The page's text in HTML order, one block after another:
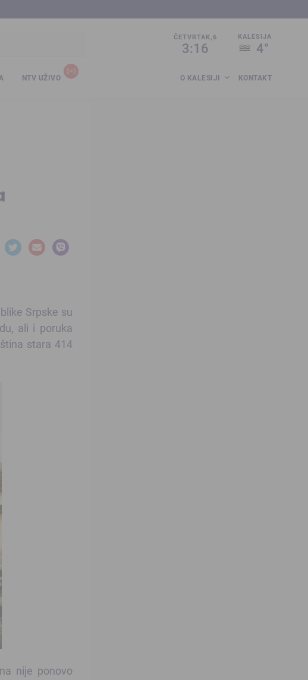
ČETVRTAK,6
3:16
KALESIJA
4°
NTV UŽIVO O KALESIJI KONTAKT
Srpske su
ali i poruka
stara 414
nije ponovo